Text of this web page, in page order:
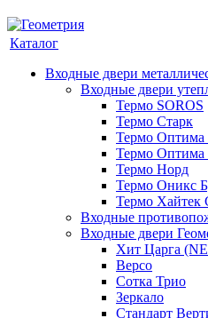
Каталог
Входные двери
Входные двери
Термо SOROS
Термо Старк
Термо Оптима
Термо Оптима
Термо Норд
Термо Оникс
Термо Хайтек
Входные
Входные двери
Хит Царга
Версо
Сотка Трио
Зеркало
Стандарт